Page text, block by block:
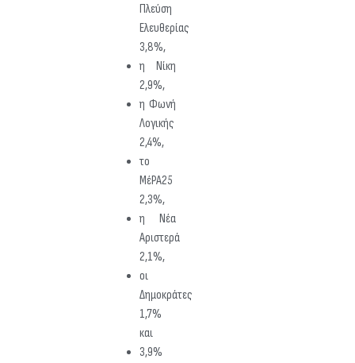
Πλεύση
Ελευθερίας
3,8%,
η Νίκη
2,9%,
η Φωνή
Λογικής
2,4%,
το
ΜέΡΑ25
2,3%,
η Νέα
Αριστερά
2,1%,
οι
Δημοκράτες
1,7%
και
3,9%